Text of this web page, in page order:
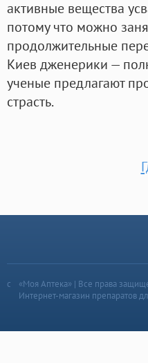
активные вещества
потому что можно
продолжительные
Киев дженерики —
ученые предлагают
страсть.
«Моя Аптека» | Все права
Интернет-магазин препаратов